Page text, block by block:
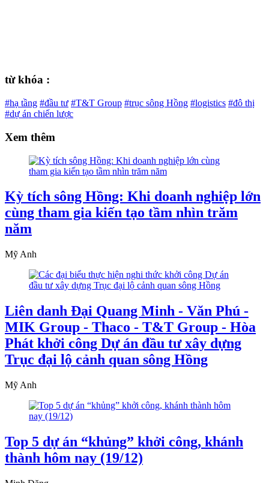
từ khóa :
#hạ tầng #đầu tư #T&T Group #trục sông Hồng #logistics #đô thị
#dự án chiến lược
Xem thêm
Kỳ tích sông Hồng: Khi doanh nghiệp lớn
cùng tham gia kiến tạo tầm nhìn trăm
năm
Mỹ Anh
Liên danh Đại Quang Minh - Văn Phú -
MIK Group - Thaco - T&T Group - Hòa
Phát khởi công Dự án đầu tư xây dựng
Trục đại lộ cảnh quan sông Hồng
Mỹ Anh
Top 5 dự án “khủng” khởi công, khánh
thành hôm nay (19/12)